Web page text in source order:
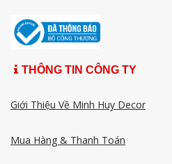
THÔNG TIN CÔNG TY
Giới Thiệu Về Minh Huy Decor
Mua Hàng & Thanh Toán